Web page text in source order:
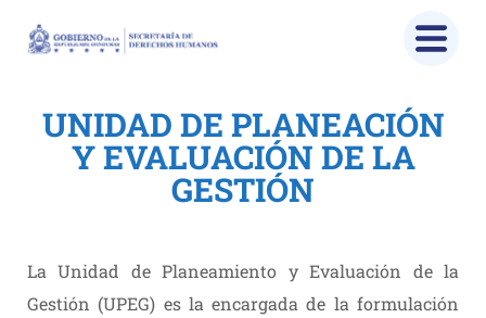
Home UPEG
UNIDAD DE PLANEACIÓN
Y EVALUACIÓN DE LA
GESTIÓN
La Unidad de Planeamiento y Evaluación de la
Gestión (UPEG) es la encargada de la formulación